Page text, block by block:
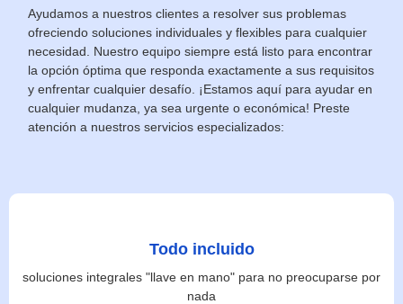
Ayudamos a nuestros clientes a resolver sus problemas
ofreciendo soluciones individuales y flexibles para cualquier
necesidad. Nuestro equipo siempre está listo para encontrar
la opción óptima que responda exactamente a sus requisitos
y enfrentar cualquier desafío. ¡Estamos aquí para ayudar en
cualquier mudanza, ya sea urgente o económica! Preste
atención a nuestros servicios especializados:
Todo incluido
soluciones integrales "llave en mano" para no preocuparse por
nada